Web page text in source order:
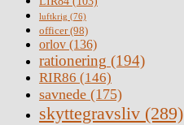
luftkrig (76)
officer(98)
orlov (136)
rationering (194)
RIR86 (146)
savnede (175)
skyttegravsliv (289)